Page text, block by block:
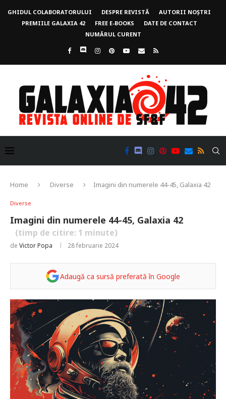
GHIDUL COLABORATORULUI DESPRE REVISTĂ
AUTORII NOȘTRI
PREMIILE GALAXIA 42
FREE E-BOOKS
DATE DE CONTACT
NUMĂRUL CURENT
Home Diverse Imagini din numerele 44-45, Galaxia 42
Diverse
Imagini din numerele 44-45, Galaxia 42
(timp de citire: 1 minute)
de Victor Popa 28 februarie 2024
Adaugă ca sursă preferată în Google